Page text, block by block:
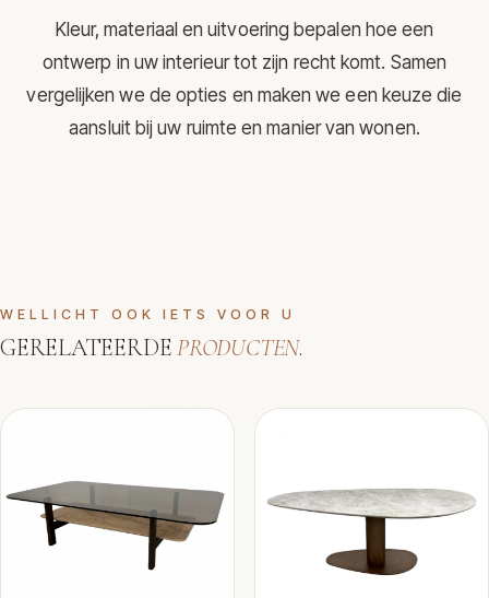
Kleur, materiaal en uitvoering bepalen hoe een
ontwerp in uw interieur tot zijn recht komt. Samen
vergelijken we de opties en maken we een keuze die
aansluit bij uw ruimte en manier van wonen.
WELLICHT OOK IETS VOOR U
GERELATEERDEPRODUCTEN.